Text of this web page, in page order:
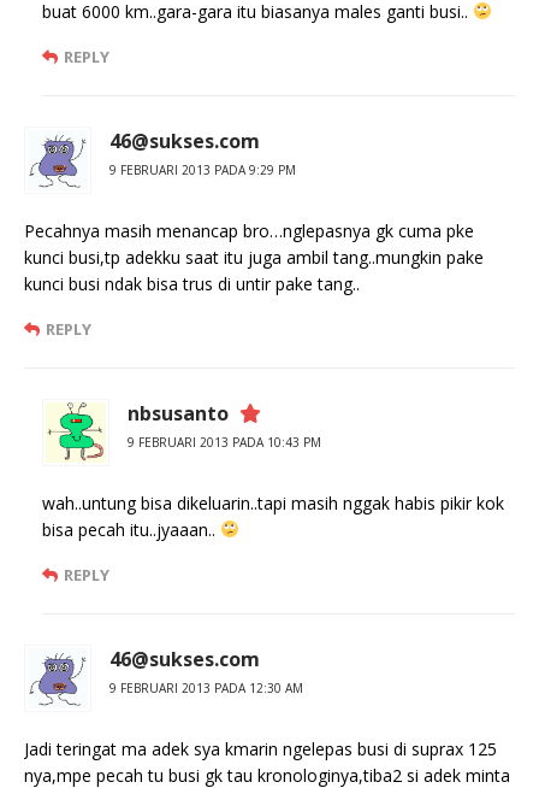
buat 6000 km..gara-gara itu biasanya males ganti busi..
REPLY
46@sukses.com
9 FEBRUARI 2013 PADA 9:29 PM
Pecahnya masih menancap bro…nglepasnya gk cuma pke
kunci busi,tp adekku saat itu juga ambil tang..mungkin pake
kunci busi ndak bisa trus di untir pake tang..
REPLY
nbsusanto
9 FEBRUARI 2013 PADA 10:43 PM
wah..untung bisa dikeluarin..tapi masih nggak habis pikir kok
bisa pecah itu..jyaaan..
REPLY
46@sukses.com
9 FEBRUARI 2013 PADA 12:30 AM
Jadi teringat ma adek sya kmarin ngelepas busi di suprax 125
nya,mpe pecah tu busi gk tau kronologinya,tiba2 si adek minta